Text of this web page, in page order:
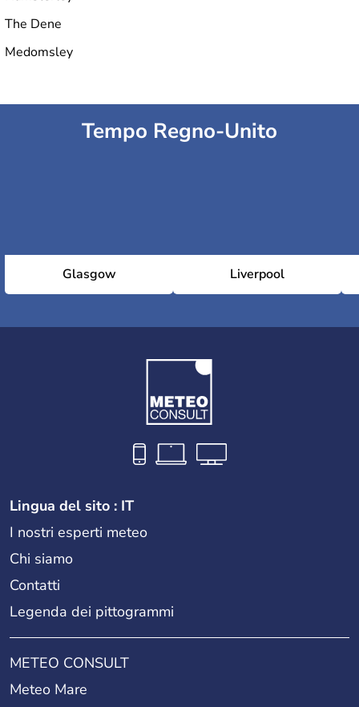
The Dene
Medomsley
Tempo Regno-Unito
Glasgow Liverpool
Lingua del sito : IT
I nostri esperti meteo
Chi siamo
Contatti
Legenda dei pittogrammi
METEO CONSULT
Meteo Mare